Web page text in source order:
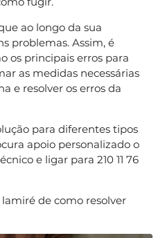
ao longo da sua
problemas. Assim, é
os principais erros para
as medidas necessárias
e resolver os erros da
para diferentes tipos
apoio personalizado o
e ligar para 210 11 76
de como resolver